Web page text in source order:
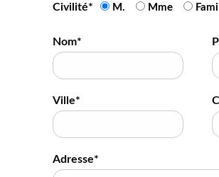
Civilité* M. Mme
Nom*
Ville*
Adresse*